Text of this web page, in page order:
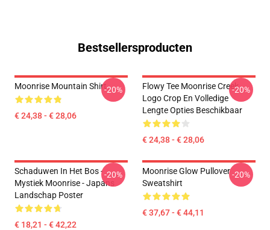
Bestsellersproducten
Moonrise Mountain Shirt
€ 24,38 - € 28,06
-20%
Flowy Tee Moonrise Creek
Logo Crop En Volledige
Lengte Opties Beschikbaar
€ 24,38 - € 28,06
-20%
Schaduwen In Het Bos -
Mystiek Moonrise - Japans
Landschap Poster
€ 18,21 - € 42,22
-20%
Moonrise Glow Pullover
Sweatshirt
€ 37,67 - € 44,11
-20%